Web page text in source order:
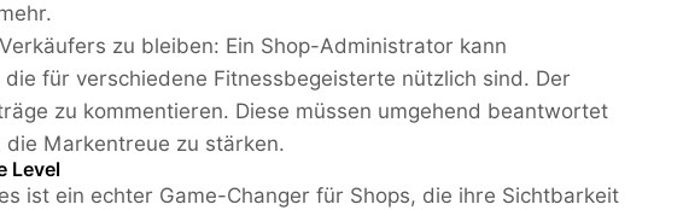
zu bleiben: Ein Shop-Administrator kann
für verschiedene Fitnessbegeisterte nützlich sind. Der
zu kommentieren. Diese müssen umgehend beantwortet
Markentreue zu stärken.
Level
ist ein echter Game-Changer für Shops, die ihre Sichtbarkeit